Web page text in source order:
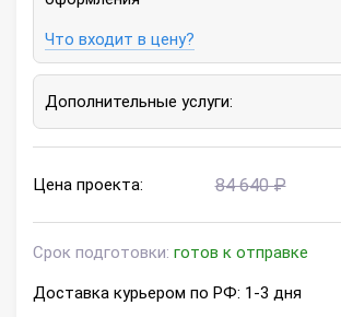
Что входит в цену?
Дополнительные услуги:
Цена проекта: 84 640 ₽
Срок подготовки: готов к отправке
Доставка курьером по РФ: 1-3 дня